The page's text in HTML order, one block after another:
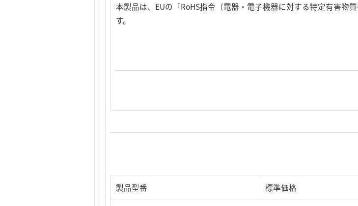
本製品は、EUの「RoHS指令（電器・電子機器に対する特定有害物
す。
製品型番 標準価格